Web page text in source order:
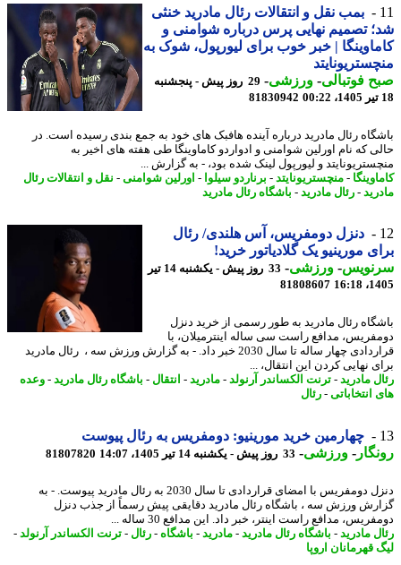
بمب نقل و انتقالات رئال مادرید خنثی
تصمیم نهایی پرس درباره شوامنی و
| خبر خوب برای لیورپول، شوک به
فوتبالی-ورزشی-
29 روز پیش - پنجشنبه
81830942
رئال مادرید درباره آینده هافبک های خود به جمع بندی رسیده است. در
که نام اورلین شوامنی و ادواردو کاماوینگا طی هفته های اخیر به
و لیورپول لینک شده بود، - به گزارش ...
-منچستریونایتد-برناردو سیلوا-اورلین شوامنی -نقل و انتقالات رئال
- رئال مادرید- باشگاه رئال مادرید
دنزل دومفریس، آس هلندی/ رئال
مورینیو یک گلادیاتور خرید!
-ورزشی-
33 روز پیش - یکشنبه 14 تیر
81808607
رئال مادرید به طور رسمی از خرید دنزل
مدافع راست سی ساله اینترمیلان، با
قراردادی چهار ساله تا سال 2030 خبر داد. - به گزارش ورزش سه ، رئال مادرید
نهایی کردن این انتقال، ...
مادرید- ترنت الکساندر آرنولد -مادرید- انتقال-باشگاه رئال مادرید- وعده
انتخاباتی-رئال
چهارمین خرید مورینیو: دومفریس به رئال پیوست
-ورزشی-33 روز پیش - یکشنبه 14 تیر 1405، 14:07 81807820
دنزل دومفریس با امضای قراردادی تا سال 2030 به رئال مادرید پیوست. - به
ورزش سه ، باشگاه رئال مادرید دقایقی پیش رسماً از جذب دنزل
مدافع راست اینتر، خبر داد. این مدافع 30 ساله ...
مادرید- باشگاه رئال مادرید- مادرید- باشگاه-رئال -ترنت الکساندر آرنولد -
قهرمانان اروپا